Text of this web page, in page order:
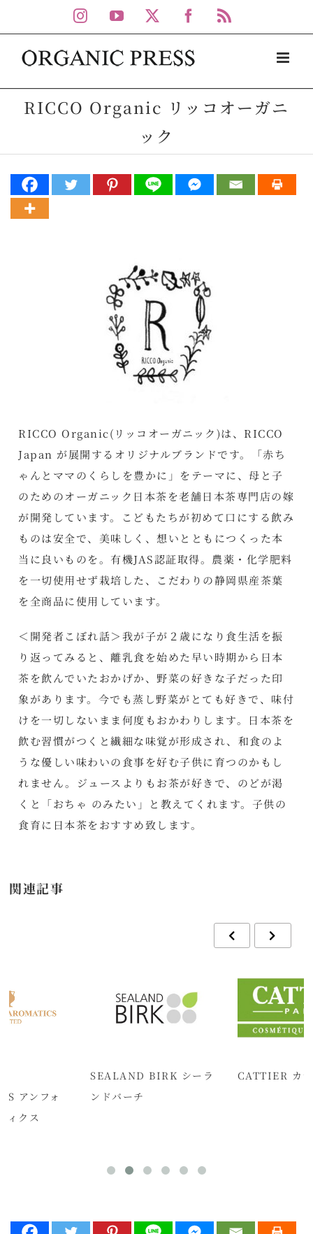
to
content
Instagram
YouTube Facebook
RICCO Organic リッコオーガニ
ック
RICCO Organic(リッコオーガニック)は、RICCO
Japan が展開するオリジナルブランドです。「赤ち
ゃんとママのくらしを豊かに」をテーマに、母と子
のためのオーガニック日本茶を老舗日本茶専門店の嫁
が開発しています。こどもたちが初めて口にする飲み
ものは安全で、美味しく、想いとともにつくった本
当に良いものを。有機JAS認証取得。農薬・化学肥料
を一切使用せず栽培した、こだわりの静岡県産茶葉
を全商品に使用しています。
＜開発者こぼれ話＞我が子が２歳になり食生活を振
り返ってみると、離乳食を始めた早い時期から日本
茶を飲んでいたおかげか、野菜の好きな子だった印
象があります。今でも蒸し野菜がとても好きで、味付
けを一切しないまま何度もおかわりします。日本茶を
飲む習慣がつくと繊細な味覚が形成され、和食のよ
うな優しい味わいの食事を好む子供に育つのかもし
れません。ジュースよりもお茶が好きで、のどが渇
くと「おちゃ のみたい」と教えてくれます。子供の
食育に日本茶をおすすめ致します。
関連記事
アンフォ
ィクス
SEALAND BIRK シーラ
ンドバーチ
CATTIER カ